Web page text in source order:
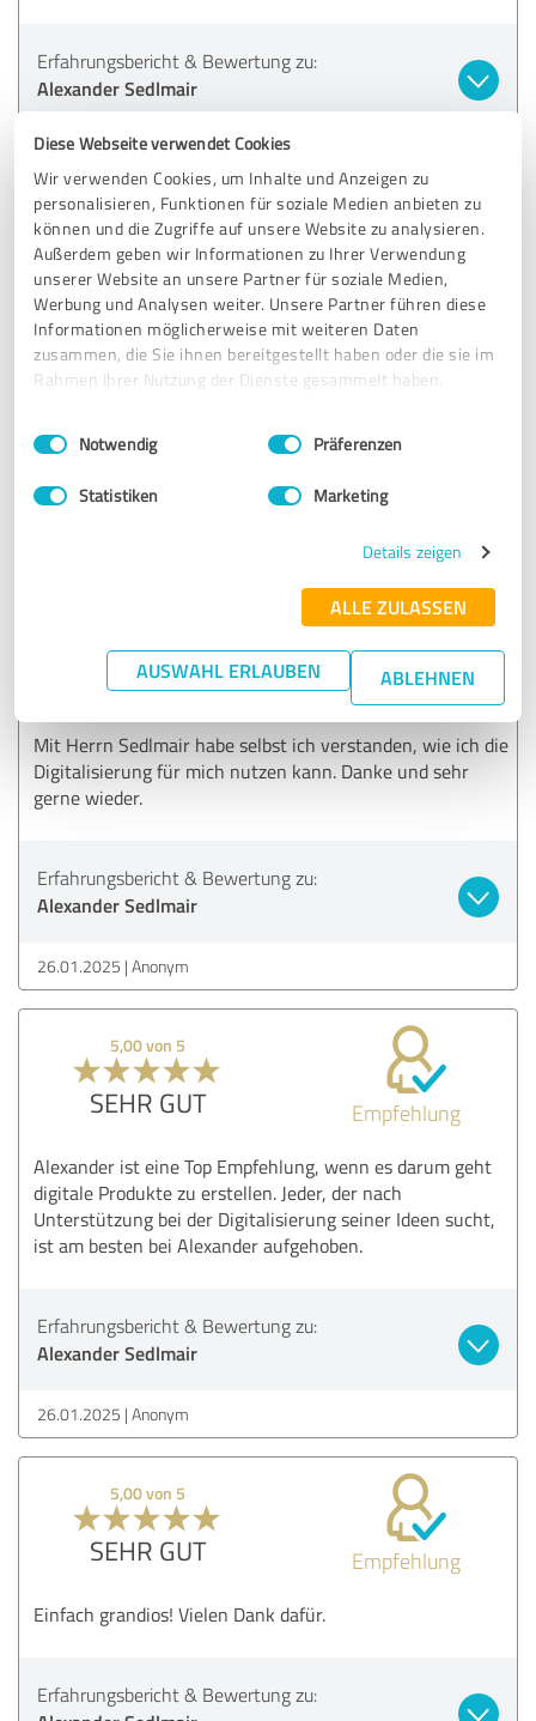
Diese Webseite verwendet Cookies
Wir verwenden Cookies, um Inhalte und Anzeigen zu
personalisieren, Funktionen für soziale Medien anbieten zu
können und die Zugriffe auf unsere Website zu analysieren.
Außerdem geben wir Informationen zu Ihrer Verwendung
unserer Website an unsere Partner für soziale Medien,
Werbung und Analysen weiter. Unsere Partner führen diese
Informationen möglicherweise mit weiteren Daten
zusammen, die Sie ihnen bereitgestellt haben oder die sie im
Rahmen Ihrer Nutzung der Dienste gesammelt haben.
Impressum Datenschutzbestimmungen
Einwilligungsauswahl
Notwendig Präferenzen
Statistiken Marketing
Details zeigen
ALLE ZULASSEN
AUSWAHL ERLAUBEN ABLEHNEN
Erfahrungsbericht & Bewertung zu:
Alexander Sedlmair
28.01.2025 Anonym
5,00 von 5
SEHR GUT Empfehlung
DER Profi für digitale Produkte! Seine Arbeit ist wirklich
grandios. Vielen Dank! Absolute Weiterempfehlung.
Erfahrungsbericht & Bewertung zu:
Alexander Sedlmair
SEHR GUT Empfehlung
Mit Herrn Sedlmair habe selbst ich verstanden, wie ich die
Digitalisierung für mich nutzen kann. Danke und sehr
gerne wieder.
Erfahrungsbericht & Bewertung zu:
Alexander Sedlmair
26.01.2025 Anonym
5,00 von 5
SEHR GUT Empfehlung
Alexander ist eine Top Empfehlung, wenn es darum geht
digitale Produkte zu erstellen. Jeder, der nach
Unterstützung bei der Digitalisierung seiner Ideen sucht,
ist am besten bei Alexander aufgehoben.
Erfahrungsbericht & Bewertung zu:
Alexander Sedlmair
26.01.2025 Anonym
5,00 von 5
SEHR GUT Empfehlung
Einfach grandios! Vielen Dank dafür.
Erfahrungsbericht & Bewertung zu: